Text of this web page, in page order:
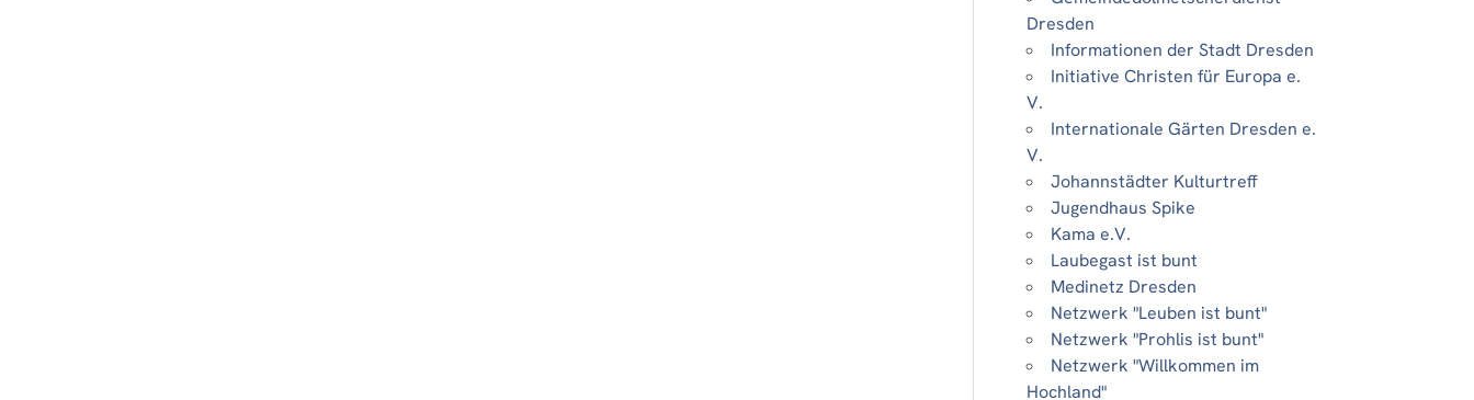
Dresden
Informationen der Stadt Dresden
Initiative Christen für Europa e.
V.
Internationale Gärten Dresden e.
V.
Johannstädter Kulturtreff
Jugendhaus Spike
Kama e.V.
Laubegast ist bunt
Medinetz Dresden
Netzwerk "Leuben ist bunt"
Netzwerk "Prohlis ist bunt"
Netzwerk "Willkommen im
Hochland"